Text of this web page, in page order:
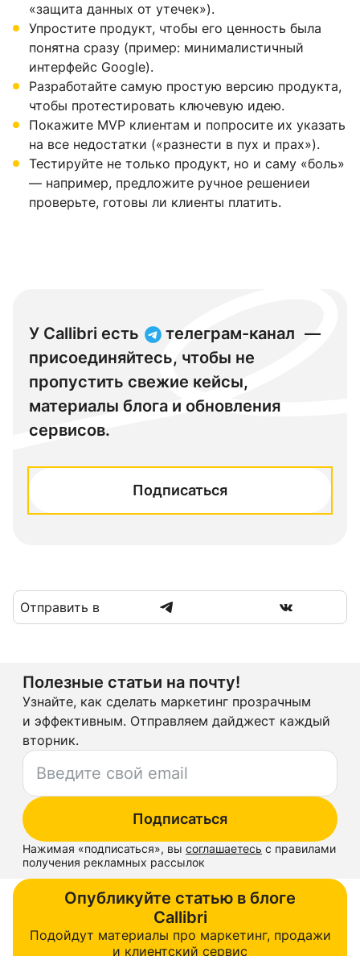
«защита данных от утечек»).
Упростите продукт, чтобы его ценность была
понятна сразу (пример: минималистичный
интерфейс Google).
Разработайте самую простую версию продукта,
чтобы протестировать ключевую идею.
Покажите MVP клиентам и попросите их указать
на все недостатки («разнести в пух и прах»).
Тестируйте не только продукт, но и саму «боль»
— например, предложите ручное решениеи
проверьте, готовы ли клиенты платить.
У Callibri есть телеграм-канал —
присоединяйтесь, чтобы не
пропустить свежие кейсы,
материалы блога и обновления
сервисов.
Подписаться
Отправить в
Полезные статьи на почту!
Узнайте, как сделать маркетинг прозрачным
и эффективным. Отправляем дайджест каждый
вторник.
Подписаться
Нажимая «подписаться», вы соглашаетесь с правилами
получения рекламных рассылок
Опубликуйте статью в блоге
Callibri
Подойдут материалы про маркетинг, продажи
и клиентский сервис